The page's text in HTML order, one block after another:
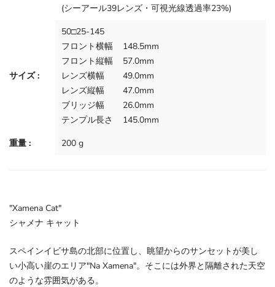
(シーアール39レンズ・可視光線透過率23%)
サイズ :
50□25-145
フロント横幅
148.5mm
フロント縦幅
57.0mm
レンズ横幅
49.0mm
レンズ縦幅
47.0mm
ブリッジ幅
26.0mm
テンプル長さ
145.0mm
重量 :
200 g
"Xamena Cat"
シャメナ キャット
スペインイビサ島の北部に位置し、眺望からのサンセットが美し
い小高い崖のエリア"Na Xamena"。 そこには外界と隔離された天空
のような雰囲気がある。